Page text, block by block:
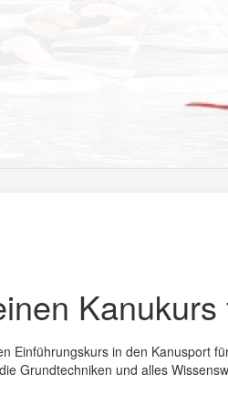
Einführungskurs in den Kanusport
Grundtechniken und alles